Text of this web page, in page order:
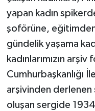
yapan kadın
şoförüne,
gündelik yaşama
kadınlarımızın
Cumhurbaşkanlığı
arşivinden
oluşan sergide